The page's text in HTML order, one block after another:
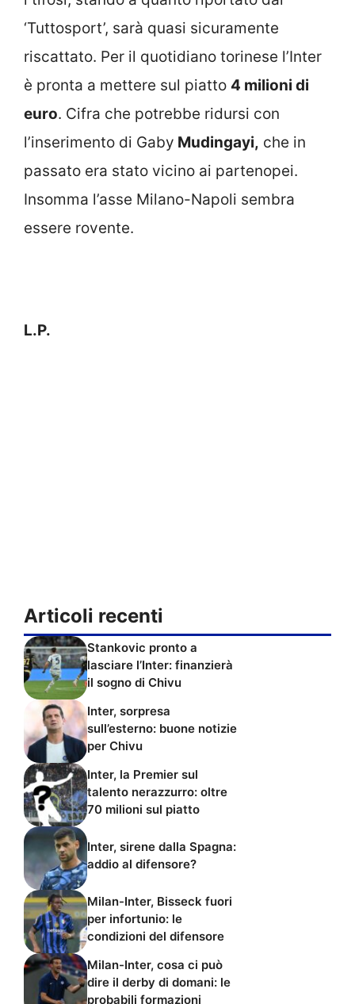
‘Tuttosport’, sarà quasi sicuramente
riscattato. Per il quotidiano torinese l’Inter
è pronta a mettere sul piatto 4 milioni di
euro. Cifra che potrebbe ridursi con
l’inserimento di Gaby Mudingayi, che in
passato era stato vicino ai partenopei.
Insomma l’asse Milano-Napoli sembra
essere rovente.
L.P.
Articoli recenti
Stankovic pronto a
lasciare l’Inter: finanzierà
il sogno di Chivu
Inter, sorpresa
sull’esterno: buone notizie
per Chivu
Inter, la Premier sul
talento nerazzurro: oltre
70 milioni sul piatto
Inter, sirene dalla Spagna:
addio al difensore?
Milan-Inter, Bisseck fuori
per infortunio: le
condizioni del difensore
Milan-Inter, cosa ci può
dire il derby di domani: le
probabili formazioni